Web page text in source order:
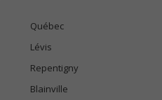
Québec
Lévis
Repentigny
Blainville